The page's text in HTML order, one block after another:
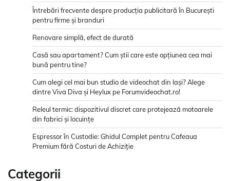
Întrebări frecvente despre producția publicitară în București
pentru firme și branduri
Renovare simplă, efect de durată
Casă sau apartament? Cum știi care este opțiunea cea mai
bună pentru tine?
Cum alegi cel mai bun studio de videochat din Iași? Alege
dintre Viva Diva și Heylux pe Forumvideochat.ro!
Releul termic: dispozitivul discret care protejează motoarele
din fabrici și locuințe
Espressor în Custodie: Ghidul Complet pentru Cafeaua
Premium fără Costuri de Achiziție
Categorii